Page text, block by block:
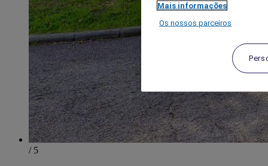
/ 5
Mais informações
Os nossos parceiros